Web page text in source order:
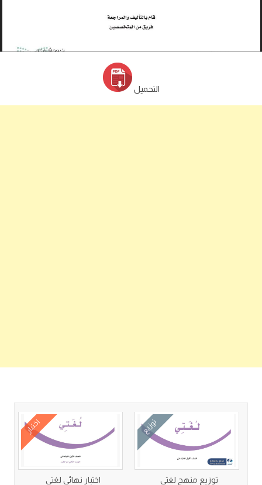
التحميل
توزيع
توزيع منهج لغتي
اختبار
اختبار نهائي لغتي